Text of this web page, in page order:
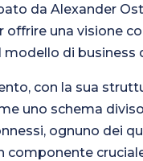
da Alexander
una visione
di business
con la sua
uno schema
ognuno dei
componente